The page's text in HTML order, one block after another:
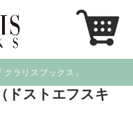
ラリスブックス」
ドストエフスキ